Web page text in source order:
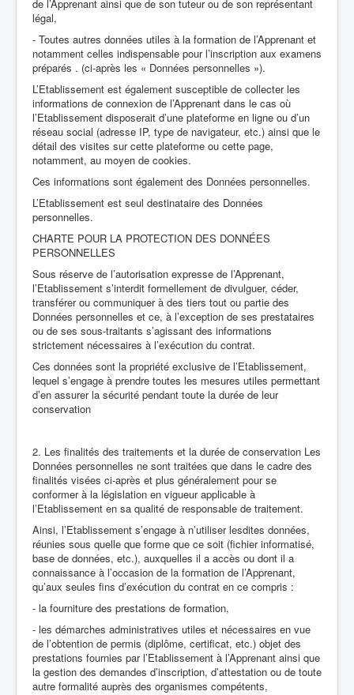
de l’Apprenant ainsi que de son tuteur ou de son représentant
légal,
- Toutes autres données utiles à la formation de l’Apprenant et
notamment celles indispensable pour l’inscription aux examens
préparés . (ci-après les « Données personnelles »).
L’Etablissement est également susceptible de collecter les
informations de connexion de l’Apprenant dans le cas où
l’Etablissement disposerait d’une plateforme en ligne ou d’un
réseau social (adresse IP, type de navigateur, etc.) ainsi que le
détail des visites sur cette plateforme ou cette page,
notamment, au moyen de cookies.
Ces informations sont également des Données personnelles.
L’Etablissement est seul destinataire des Données
personnelles.
CHARTE POUR LA PROTECTION DES DONNÉES
PERSONNELLES
Sous réserve de l’autorisation expresse de l’Apprenant,
l’Etablissement s’interdit formellement de divulguer, céder,
transférer ou communiquer à des tiers tout ou partie des
Données personnelles et ce, à l’exception de ses prestataires
ou de ses sous-traitants s’agissant des informations
strictement nécessaires à l’exécution du contrat.
Ces données sont la propriété exclusive de l’Etablissement,
lequel s’engage à prendre toutes les mesures utiles permettant
d’en assurer la sécurité pendant toute la durée de leur
conservation
2. Les finalités des traitements et la durée de conservation Les
Données personnelles ne sont traitées que dans le cadre des
finalités visées ci-après et plus généralement pour se
conformer à la législation en vigueur applicable à
l’Etablissement en sa qualité de responsable de traitement.
Ainsi, l’Etablissement s’engage à n’utiliser lesdites données,
réunies sous quelle que forme que ce soit (fichier informatisé,
base de données, etc.), auxquelles il a accès ou dont il a
connaissance à l’occasion de la formation de l’Apprenant,
qu’aux seules fins d’exécution du contrat en ce compris :
- la fourniture des prestations de formation,
- les démarches administratives utiles et nécessaires en vue
de l’obtention de permis (diplôme, certificat, etc.) objet des
prestations fournies par l’Etablissement à l’Apprenant ainsi que
la gestion des demandes d’inscription, d’attestation ou de toute
autre formalité auprès des organismes compétents,